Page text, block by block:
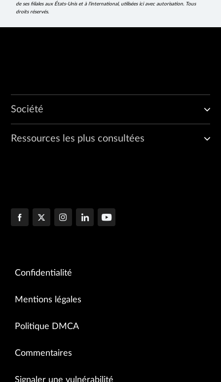
de ses filiales aux États-Unis et à l'international, utilisées ici avec autorisation. Tous
droits réservés.
Société
Ressources les plus consultées
Confidentialité
Mentions légales
Politique DMCA
Commentaires
Signaler une vulnérabilité